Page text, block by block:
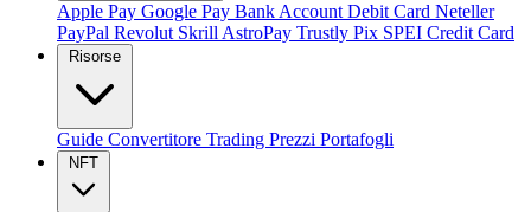
Apple Pay Google Pay Bank Account Debit Card Neteller
PayPal Revolut Skrill AstroPay Trustly Pix SPEI Credit Card
Risorse
Guide Convertitore Trading Prezzi Portafogli
NFT